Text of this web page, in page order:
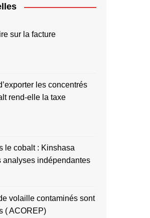
sur la facture
les concentrés
rend-elle la taxe
le cobalt : Kinshasa
analyses indépendantes
volaille contaminés sont
( ACOREP)